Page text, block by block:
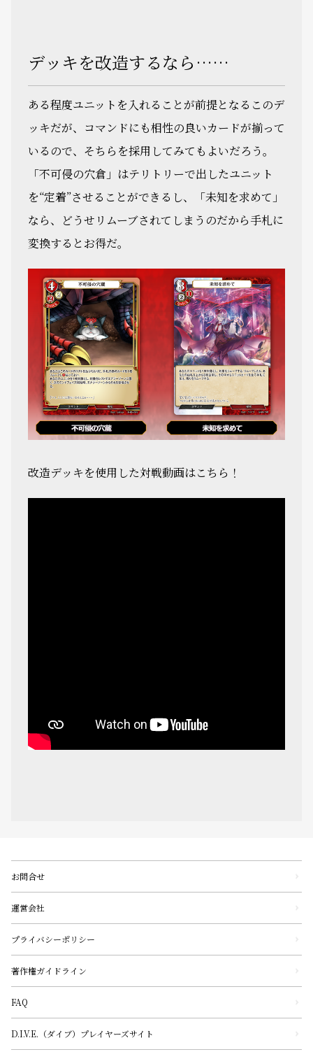
デッキを改造するなら……
ある程度ユニットを入れることが前提となるこのデ
ッキだが、コマンドにも相性の良いカードが揃って
いるので、そちらを採用してみてもよいだろう。
「不可侵の穴倉」はテリトリーで出したユニット
を“定着”させることができるし、「未知を求めて」
なら、どうせリムーブされてしまうのだから手札に
変換するとお得だ。
改造デッキを使用した対戦動画はこちら！
お問合せ
運営会社
プライバシーポリシー
著作権ガイドライン
FAQ
D.I.V.E.（ダイブ）プレイヤーズサイト